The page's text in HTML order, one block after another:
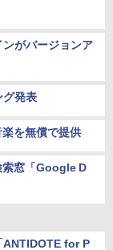
がバージョンア
グ発表
を無償で提供
窓「Google D
ANTIDOTE for P